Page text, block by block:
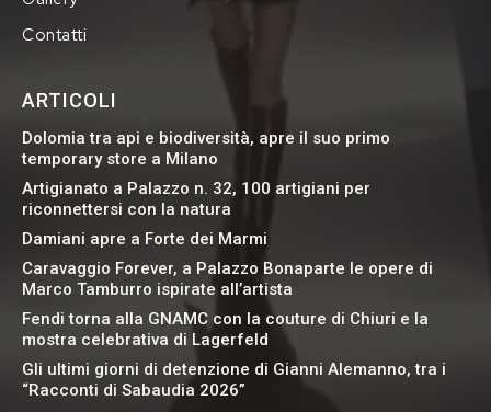
Contatti
ARTICOLI
Dolomia tra api e biodiversità, apre il suo primo
temporary store a Milano
Artigianato a Palazzo n. 32, 100 artigiani per
riconnettersi con la natura
Damiani apre a Forte dei Marmi
Caravaggio Forever, a Palazzo Bonaparte le opere di
Marco Tamburro ispirate all’artista
Fendi torna alla GNAMC con la couture di Chiuri e la
mostra celebrativa di Lagerfeld
Gli ultimi giorni di detenzione di Gianni Alemanno, tra i
“Racconti di Sabaudia 2026”